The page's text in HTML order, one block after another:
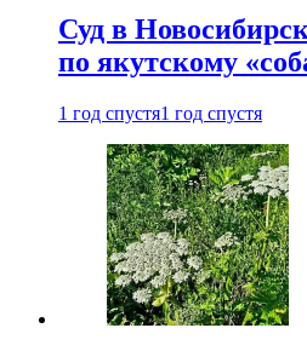
Суд в
по якутскому
1 год спустя1 год спустя